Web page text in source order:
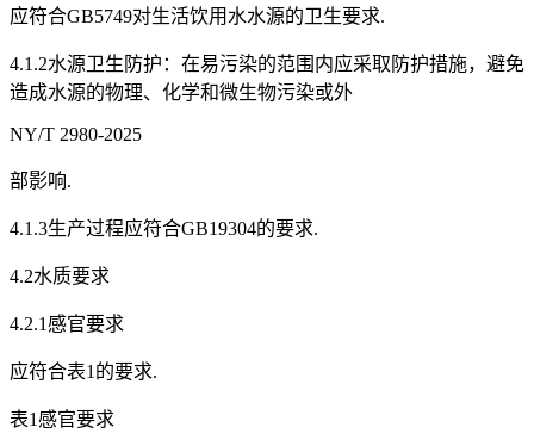
应符合GB5749对生活饮用水水源的卫生要求.
4.1.2水源卫生防护：在易污染的范围内应采取防护措施，避免
造成水源的物理、化学和微生物污染或外
NY/T 2980-2025
部影响.
4.1.3生产过程应符合GB19304的要求.
4.2水质要求
4.2.1感官要求
应符合表1的要求.
表1感官要求